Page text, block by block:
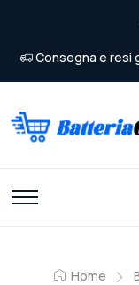
Consegna e resi
Home